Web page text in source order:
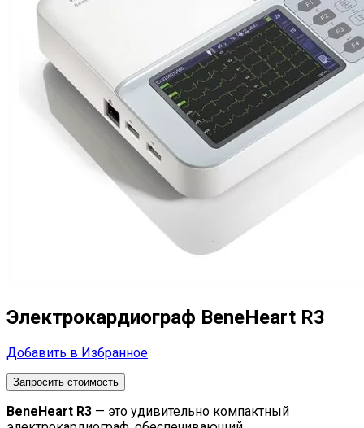
Электрокардиограф BeneHeart R3
Добавить в Избранное
Запросить стоимость
BeneHeart R3 — это удивительно компактный